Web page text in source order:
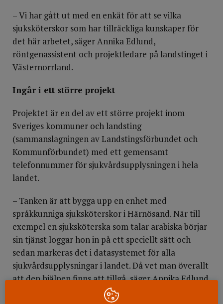
– Vi har gått ut med en enkät för att se vilka
sjuksköterskor som har tillräckliga kunskaper för
det här arbetet, säger Annika Edlund,
röntgenassistent och projektledare på landstinget i
Västernorrland.
Ingår i ett större projekt
Projektet är en del av ett större projekt inom
Sveriges kommuner och landsting
(sammanslagningen av Landstingsförbundet och
Kommunförbundet) med ett gemensamt
telefonnummer för sjukvårdsupplysningen i hela
landet.
– Tanken är att bygga upp en enhet med
språkkunniga sjuksköterskor i Härnösand. När till
exempel en sjuksköterska som talar arabiska börjar
sin tjänst loggar hon in på ett speciellt sätt och
sedan markeras det i datasystemet för alla
sjukvårdsupplysningar i landet. Då vet man överallt
att den hjälpen finns att tillgå, säger Annika Edlund.